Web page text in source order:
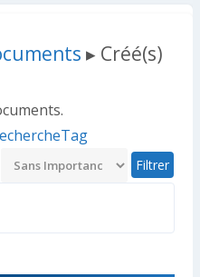
▸ Créé(s)
Tag